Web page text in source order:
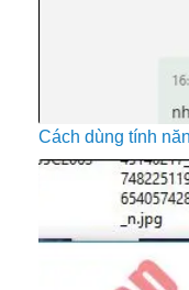
Cách dùng tính